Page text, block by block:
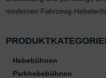
modernen Fahrzeug-
Hebebühnen
Parkhebebühnen